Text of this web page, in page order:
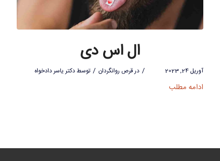
ال اس دی
آوریل 24, 2023 / درقرص روانگردان / توسطدکتر یاسر دادخواه
ادامه مطلب